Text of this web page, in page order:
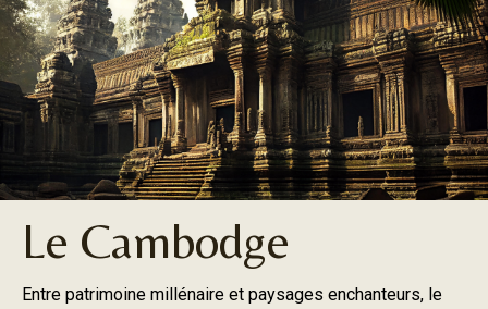
Le Cambodge
Entre patrimoine millénaire et paysages enchanteurs, le